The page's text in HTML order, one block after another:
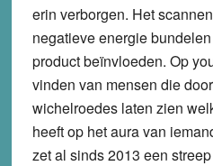
erin verborgen. Het
negatieve energie
product beïnvloeden. Op
vinden van mensen die
wichelroedes laten zien
heeft op het aura van
zet al sinds 2013 een